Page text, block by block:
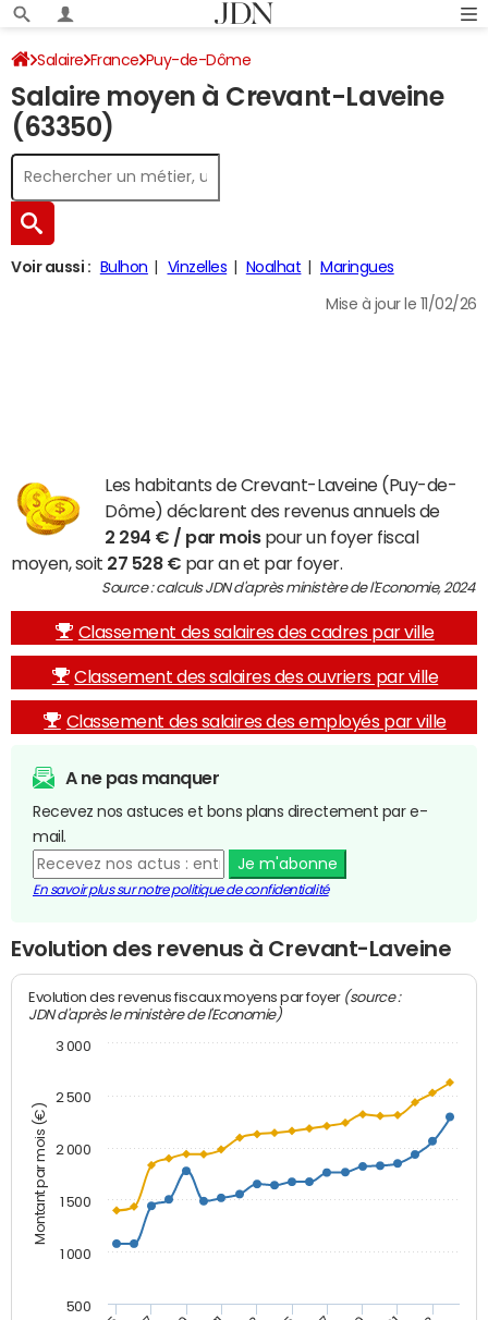
Salaire France Puy-de-Dôme
Salaire moyen à Crevant-Laveine
(63350)
Voir aussi : Bulhon Vinzelles Noalhat Maringues
Mise à jour le 11/02/26
Les habitants de Crevant-Laveine (Puy-de-
Dôme) déclarent des revenus annuels de
2 294 € / par moispour un foyer fiscal
moyen, soit 27 528 € par an et par foyer.
Source : calculs JDN d'après ministère de l'Economie, 2024
Classement des salaires des cadres par ville
Classement des salaires des ouvriers par ville
Classement des salaires des employés par ville
A ne pas manquer
Recevez nos astuces et bons plans directement par e-
mail.
Je m'abonne
En savoir plus sur notre politique de confidentialité
Evolution des revenus à Crevant-Laveine
Montant par mois (€)
Evolution des revenus fiscaux moyens par foyer (source :
JDN d'après le ministère de l'Economie)
500
1 000
1 500
2 000
2 500
3 000